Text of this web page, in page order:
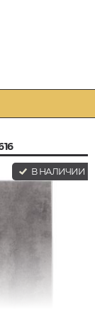
В НАЛИЧИИ